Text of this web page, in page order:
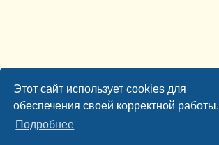
Этот сайт использует cookies для
обеспечения своей корректной работы.
Подробнее